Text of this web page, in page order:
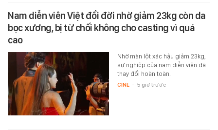
Nam diễn viên Việt đổi đời nhờ giảm 23kg còn da
bọc xương, bị từ chối không cho casting vì quá
cao
Nhờ màn lột xác hậu giảm 23kg,
sự nghiệp của nam diễn viên đã
thay đổi hoàn toàn.
CINE - 5 giờ trước